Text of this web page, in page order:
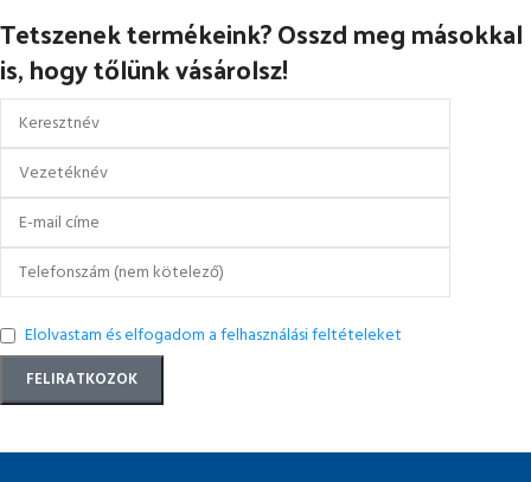
Tetszenek termékeink? Osszd meg másokkal
is, hogy tőlünk vásárolsz!
Elolvastam és elfogadom a felhasználási feltételeket